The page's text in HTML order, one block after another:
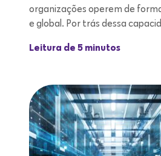
organizações operem de
e global. Por trás dessa
Leitura de 5 minutos